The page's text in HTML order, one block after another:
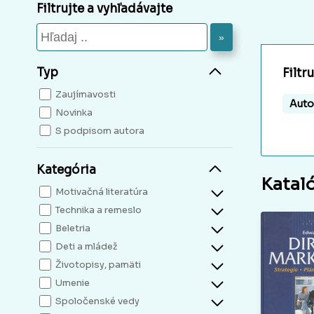
Filtrujte a vyhľadávajte
»
Typ
Zaujímavosti
Novinka
S podpisom autora
Kategória
Motivačná literatúra
Technika a remeslo
Beletria
Deti a mládež
Životopisy, pamäti
Umenie
Spoločenské vedy